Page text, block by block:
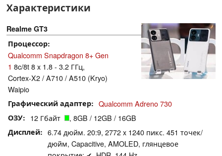
Характеристики
Realme GT3
Процессор
Qualcomm Snapdragon 8+ Gen
1 8c/8t 8 x 1.8 - 3.2 ГГц,
Cortex-X2 / A710 / A510 (Kryo)
Waipio
Графический адаптер Qualcomm Adreno 730
ОЗУ 12 Гбайт , 8GB / 12GB / 16GB
Дисплей
6.74 дюйм. 20:9, 2772 x 1240 пикс. 451 точек/
дюйм, Capacitive, AMOLED, глянцевое